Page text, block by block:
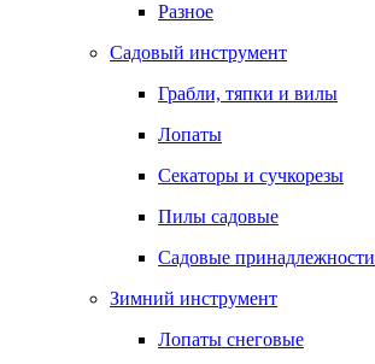
Разное
Садовый инструмент
Грабли, тяпки и вилы
Лопаты
Секаторы и сучкорезы
Пилы садовые
Садовые принадлежности
Зимний инструмент
Лопаты снеговые